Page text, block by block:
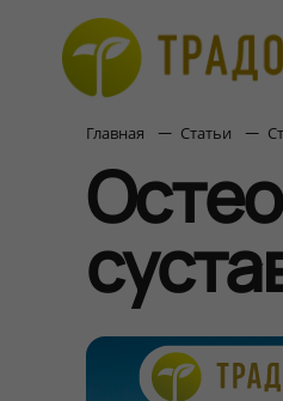
Главная Статьи